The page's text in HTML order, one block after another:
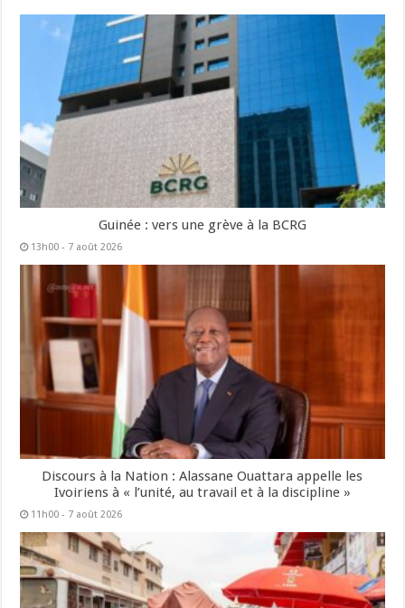
Guinée : vers une grève à la BCRG
13h00 - 7 août 2026
Discours à la Nation : Alassane Ouattara appelle les
Ivoiriens à « l’unité, au travail et à la discipline »
11h00 - 7 août 2026